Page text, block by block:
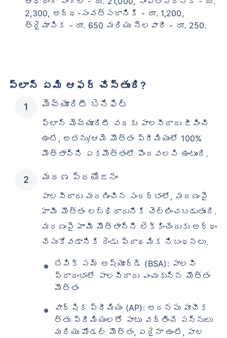
2,300, అర్ధ-సంవత్సరానికి - రూ. 1,200,
త్రైమాసిక - రూ. 650 మరియు నెలవారీ - రూ. 250.
ప్లాన్ ఏమి ఆఫర్ చేస్తుంది?
మెచ్యూరిటీ బెనిఫిట్
ప్లాన్ మెచ్యూరిటీ వరకు పాలసీదారు జీవించి
ఉంటే, అతను/ఆమె మొత్తం ప్రీమియంలో 100%
మొత్తాన్ని ఏకమొత్తంలో పొందవలసి ఉంటుంది.
మరణ ప్రయోజనం
పాలసీదారు మరణించిన సందర్భంలో, మరణంపై
హామీ మొత్తం లబ్ధిదారునికి చెల్లించబడుతుంది.
మరణంపై హామీ మొత్తాన్ని లెక్కించేందుకు అర్థం
చేసుకోవడానికి రెండు ప్రాథమిక నిబంధనలు.
బేసిక్ సమ్ అష్యూర్డ్ (BSA): పాలసీ
ప్రారంభంలో పాలసీదారు ఎంచుకున్న మొత్తం
మొత్తం
వార్షిక ప్రీమియం (AP): అదనపు పూచీక
త్తు ప్రీమియంలతో పాటు వర్తించే పన్నులు
మరియు మోడల్ మొత్తం, ఏదైనా ఉంటే, పాల